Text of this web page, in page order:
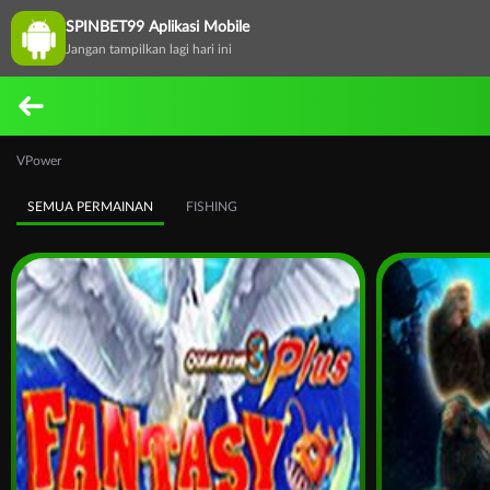
SPINBET99 Aplikasi Mobile
Jangan tampilkan lagi hari ini
VPower
SEMUA PERMAINAN FISHING